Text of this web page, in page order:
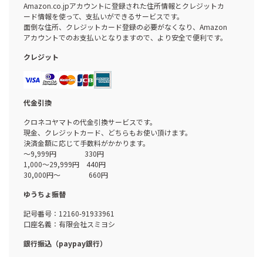
Amazon.co.jpアカウントに登録された住所情報とクレジットカ
ード情報を使って、支払いができるサービスです。
面倒な住所、クレジットカード登録の必要がなくなり、Amazon
アカウントでのお支払いとなりますので、より安全で便利です。
クレジット
代金引換
クロネコヤマトの代金引換サービスです。
現金、クレジットカード、どちらもお使い頂けます。
決済金額に応じて手数料がかかります。
～9,999円 330円
1,000～29,999円 440円
30,000円～ 660円
ゆうちょ振替
記号番号：12160-91933961
口座名義：有限会社スミヨシ
銀行振込（paypay銀行）